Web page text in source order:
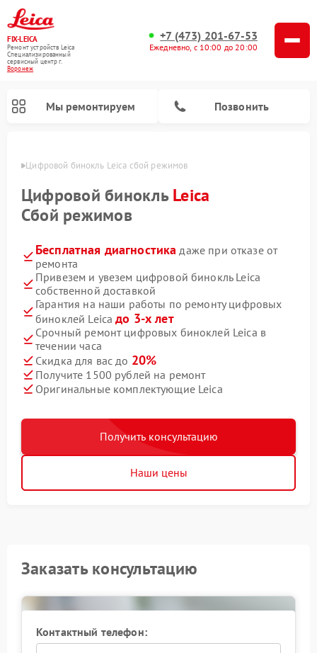
FIX-LEICA
Ремонт устройств Leica
Специализированный
cервисный центр г.
Воронеж
+7 (473) 201-67-53
Ежедневно, с 10:00 до 20:00
Мы ремонтируем Позвонить
Цифровой бинокль Leica сбой режимов
Цифровой бинокльLeica
Сбой режимов
Бесплатная диагностика даже при отказе от
ремонта
Привезем и увезем цифровой бинокль Leica
собственной доставкой
Гарантия на наши работы по ремонту цифровых
биноклей Leicaдо 3-х лет
Срочный ремонт цифровых биноклей Leica в
течении часа
Скидка для вас до 20%
Получите 1500 рублей на ремонт
Оригинальные комплектующие Leica
Получить консультацию
Наши цены
Заказать консультацию
Контактный телефон: